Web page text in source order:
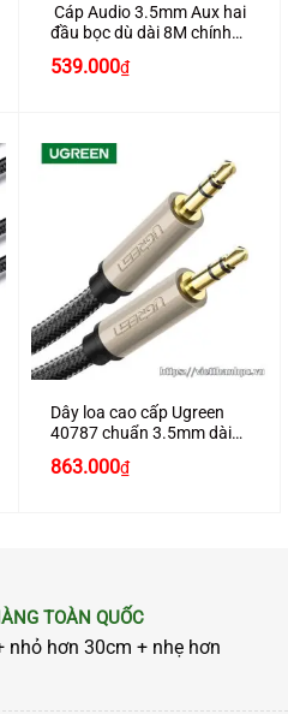
Cáp Audio 3.5mm Aux hai
đầu bọc dù dài 8M chính
539.000₫
Dây loa cao cấp Ugreen
40787 chuẩn 3.5mm dài
15m chính hãng
863.000₫
TOÀN QUỐC
nhỏ hơn 30cm + nhẹ hơn